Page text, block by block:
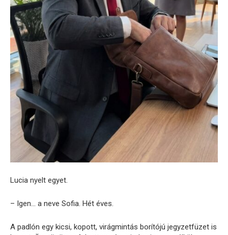
Lucia nyelt egyet.
– Igen… a neve Sofia. Hét éves.
A padlón egy kicsi, kopott, virágmintás borítójú jegyzetfüzet is